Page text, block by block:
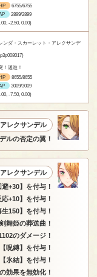
6755/6755
2899/2899
-2.50, 0.00)
ンダ・スカーレット・アレクサンデ
！邁進！
8655/8655
3009/3009
-7.50, 0.00)
レクサンデル
ルの否定の翼！
レクサンデル
+30】を付与！
+10】を付与！
150】を付与！
舞姫の葬送曲！
のダメージ！
呪縛】を付与！
氷結】を付与！
効果を無効化！